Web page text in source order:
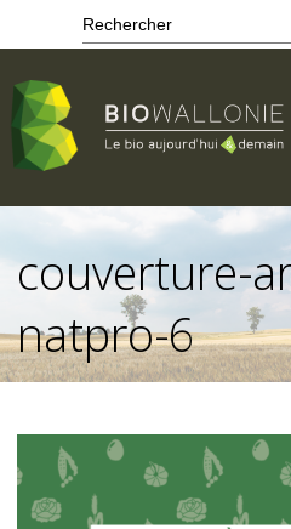
contenu
principal
couverture-
natpro-6